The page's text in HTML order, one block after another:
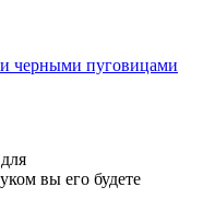
черными пуговицами
вы его будете